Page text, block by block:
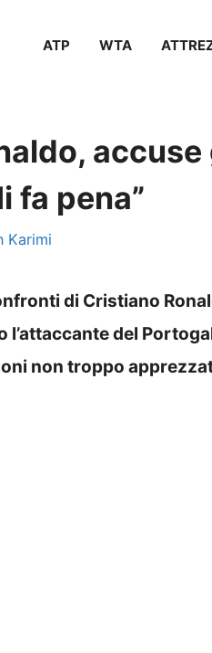
ATP WTA
fa pena”
Karimi
di Cristiano
l’attaccante del
non troppo